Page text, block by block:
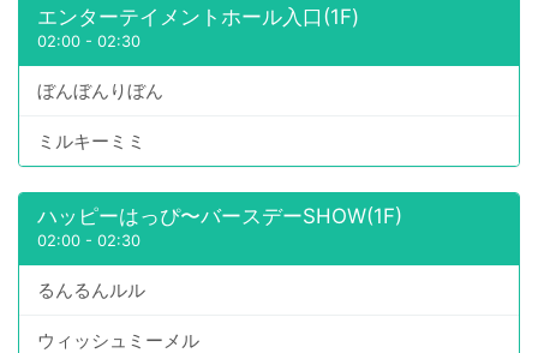
エンターテイメントホール入口(1F)
02:00 - 02:30
ぼんぼんりぼん
ミルキーミミ
ハッピーはっぴ〜バースデーSHOW(1F)
02:00 - 02:30
るんるんルル
ウィッシュミーメル